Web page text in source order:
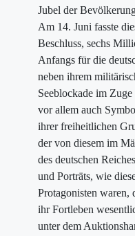
Jubel der
Am 14. Juni fasste
Beschluss, sechs
Anfangs für die
neben ihrem
Seeblockade im
vor allem auch
ihrer freiheitlichen
der von diesem im
des deutschen
und Porträts, wie
Protagonisten waren,
ihr Fortleben
unter dem